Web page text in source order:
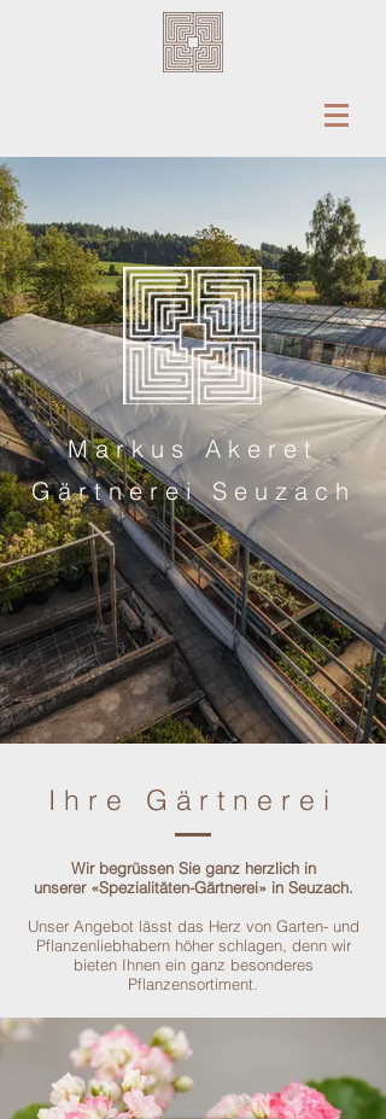
Markus Akeret
Gärtnerei Seuzach
Ihre Gärtnerei
Wir begrüssen Sie ganz herzlich in
unserer «Spezialitäten-Gärtnerei» in Seuzach.
Unser Angebot lässt das Herz von Garten- und
Pflanzenliebhabern höher schlagen, denn wir
bieten Ihnen ein ganz besonderes
Pflanzensortiment.